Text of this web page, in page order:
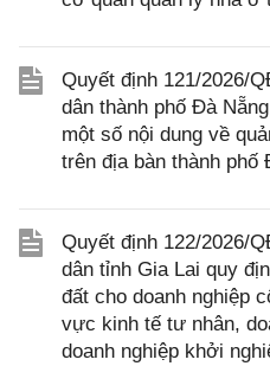
Quyết định 121/2026/
dân thành phố Đà
một số nội dung về
trên địa bàn thành phố
Quyết định 122/2026/
dân tỉnh Gia Lai quy
đất cho doanh nghiệp
vực kinh tế tư nhân,
doanh nghiệp khởi